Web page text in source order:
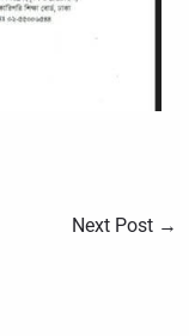
Next Post →